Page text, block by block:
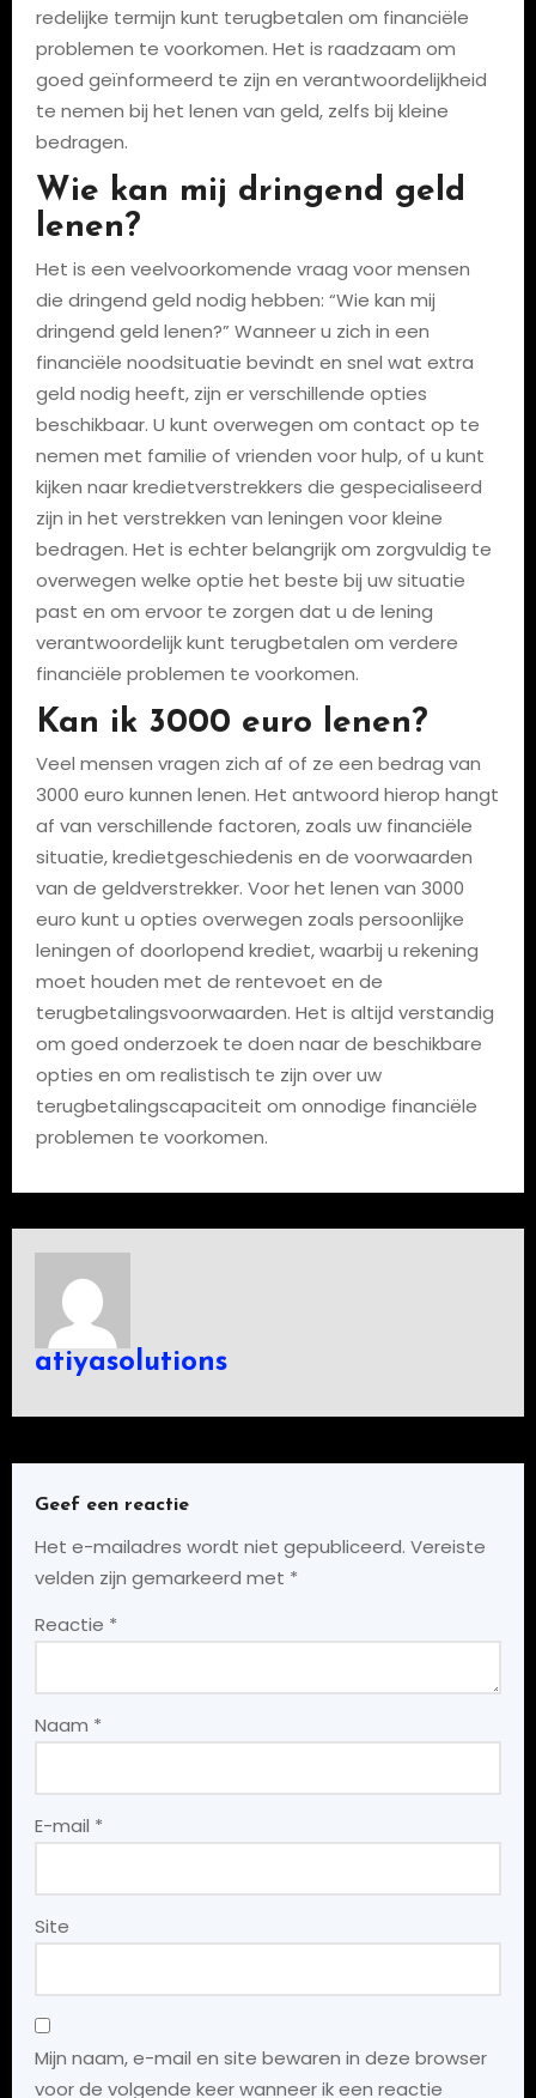
redelijke termijn kunt terugbetalen om financiële
problemen te voorkomen. Het is raadzaam om
goed geïnformeerd te zijn en verantwoordelijkheid
te nemen bij het lenen van geld, zelfs bij kleine
bedragen.
Wie kan mij dringend geld
lenen?
Het is een veelvoorkomende vraag voor mensen
die dringend geld nodig hebben: “Wie kan mij
dringend geld lenen?” Wanneer u zich in een
financiële noodsituatie bevindt en snel wat extra
geld nodig heeft, zijn er verschillende opties
beschikbaar. U kunt overwegen om contact op te
nemen met familie of vrienden voor hulp, of u kunt
kijken naar kredietverstrekkers die gespecialiseerd
zijn in het verstrekken van leningen voor kleine
bedragen. Het is echter belangrijk om zorgvuldig te
overwegen welke optie het beste bij uw situatie
past en om ervoor te zorgen dat u de lening
verantwoordelijk kunt terugbetalen om verdere
financiële problemen te voorkomen.
Kan ik 3000 euro lenen?
Veel mensen vragen zich af of ze een bedrag van
3000 euro kunnen lenen. Het antwoord hierop hangt
af van verschillende factoren, zoals uw financiële
situatie, kredietgeschiedenis en de voorwaarden
van de geldverstrekker. Voor het lenen van 3000
euro kunt u opties overwegen zoals persoonlijke
leningen of doorlopend krediet, waarbij u rekening
moet houden met de rentevoet en de
terugbetalingsvoorwaarden. Het is altijd verstandig
om goed onderzoek te doen naar de beschikbare
opties en om realistisch te zijn over uw
terugbetalingscapaciteit om onnodige financiële
problemen te voorkomen.
atiyasolutions
Geef een reactie
Het e-mailadres wordt niet gepubliceerd. Vereiste
velden zijn gemarkeerd met *
Reactie *
Naam *
E-mail *
Site
Mijn naam, e-mail en site bewaren in deze browser
voor de volgende keer wanneer ik een reactie